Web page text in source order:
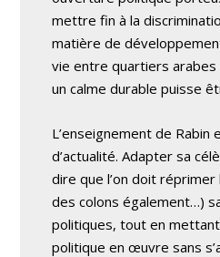
mettre fin à la
matière de
vie entre quartiers arabes
un calme durable puisse
L’enseignement de Rabin
d’actualité. Adapter sa
dire que l’on doit
des colons également…)
politiques, tout en
politique en œuvre sans